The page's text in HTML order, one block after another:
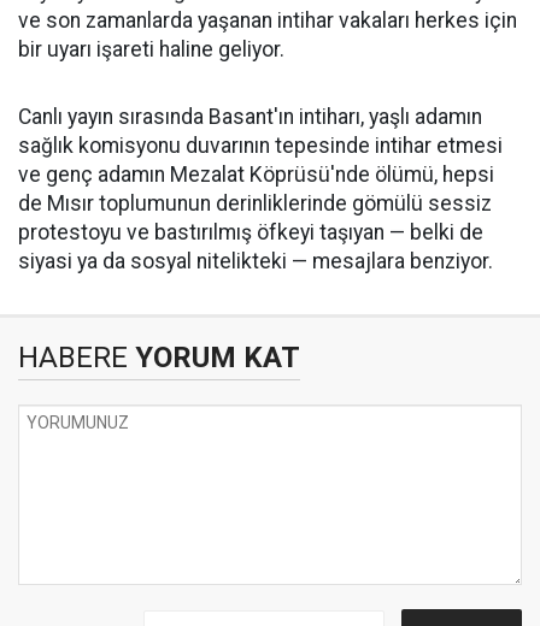
ve son zamanlarda yaşanan intihar vakaları herkes için
bir uyarı işareti haline geliyor.
Canlı yayın sırasında Basant'ın intiharı, yaşlı adamın
sağlık komisyonu duvarının tepesinde intihar etmesi
ve genç adamın Mezalat Köprüsü'nde ölümü, hepsi
de Mısır toplumunun derinliklerinde gömülü sessiz
protestoyu ve bastırılmış öfkeyi taşıyan — belki de
siyasi ya da sosyal nitelikteki — mesajlara benziyor.
HABERE YORUM KAT